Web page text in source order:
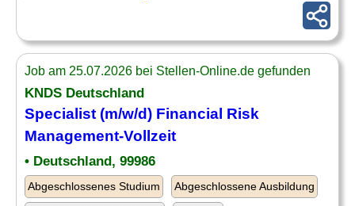
Job am 25.07.2026 bei Stellen-Online.de gefunden
KNDS Deutschland
Specialist (m/w/d) Financial Risk
Management-Vollzeit
• Deutschland, 99986
Abgeschlossenes Studium Abgeschlossene Ausbildung